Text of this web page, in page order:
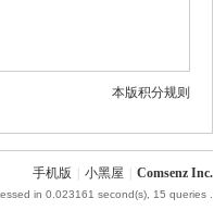
本版积分规则
手机版 小黑屋 Comsenz Inc.
in 0.023161 second(s), 15 queries .